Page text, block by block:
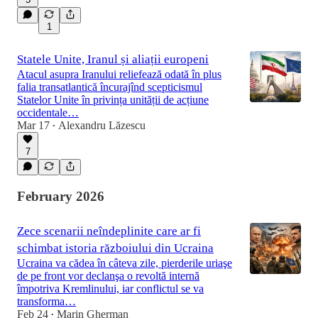
1
Statele Unite, Iranul și aliații europeni
Atacul asupra Iranului reliefează odată în plus
falia transatlantică încurajînd scepticismul
Statelor Unite în privința unității de acțiune
occidentale…
Mar 17 • Alexandru Lăzescu
7
February 2026
Zece scenarii neîndeplinite care ar fi
schimbat istoria războiului din Ucraina
Ucraina va cădea în câteva zile, pierderile uriaşe
de pe front vor declanşa o revoltă internă
împotriva Kremlinului, iar conflictul se va
transforma…
Feb 24 • Marin Gherman